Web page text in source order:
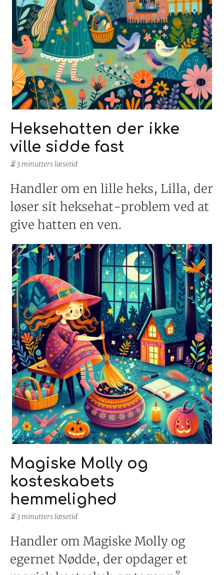
Heksehatten der ikke
ville sidde fast
⏳ 3 minutters læsetid
Handler om en lille heks, Lilla, der
løser sit heksehat-problem ved at
give hatten en ven.
Magiske Molly og
kosteskabets
hemmelighed
⏳ 3 minutters læsetid
Handler om Magiske Molly og
egernet Nødde, der opdager et